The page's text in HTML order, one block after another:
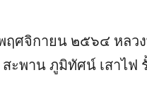
ฤศจิกายน ๒๕๖๔ หล
พาน ภูมิทัศน์ เสาไฟ